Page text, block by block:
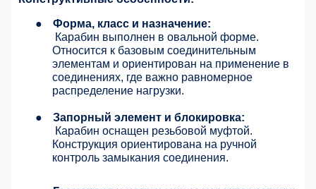
●
Форма, класс и назначение:
Карабин выполнен в овальной форме.
Относится к базовым соединительным
элементам и ориентирован на применение в
соединениях, где важно равномерное
распределение нагрузки.
●
Запорный элемент и блокировка:
Карабин оснащен резьбовой муфтой.
Конструкция ориентирована на ручной
контроль замыкания соединения.